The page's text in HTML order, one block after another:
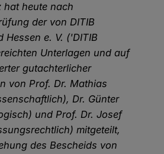
hat heute nach
der von DITIB
Hessen e. V. ('DITIB
Unterlagen und auf
gutachterlicher
von Prof. Dr. Mathias
Dr. Günter
und Prof. Dr. Josef
mitgeteilt,
des Bescheids von